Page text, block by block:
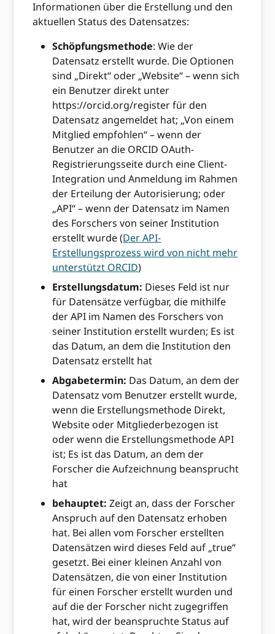
Informationen über die Erstellung und den
aktuellen Status des Datensatzes:
Schöpfungsmethode: Wie der
Datensatz erstellt wurde. Die Optionen
sind „Direkt“ oder „Website“ – wenn sich
ein Benutzer direkt unter
https://orcid.org/register für den
Datensatz angemeldet hat; „Von einem
Mitglied empfohlen“ – wenn der
Benutzer an die ORCID OAuth-
Registrierungsseite durch eine Client-
Integration und Anmeldung im Rahmen
der Erteilung der Autorisierung; oder
„API“ – wenn der Datensatz im Namen
des Forschers von seiner Institution
erstellt wurde (Der API-
Erstellungsprozess wird von nicht mehr
unterstützt ORCID)
Erstellungsdatum: Dieses Feld ist nur
für Datensätze verfügbar, die mithilfe
der API im Namen des Forschers von
seiner Institution erstellt wurden; Es ist
das Datum, an dem die Institution den
Datensatz erstellt hat
Abgabetermin: Das Datum, an dem der
Datensatz vom Benutzer erstellt wurde,
wenn die Erstellungsmethode Direkt,
Website oder Mitgliederbezogen ist
oder wenn die Erstellungsmethode API
ist; Es ist das Datum, an dem der
Forscher die Aufzeichnung beansprucht
hat
behauptet: Zeigt an, dass der Forscher
Anspruch auf den Datensatz erhoben
hat. Bei allen vom Forscher erstellten
Datensätzen wird dieses Feld auf „true“
gesetzt. Bei einer kleinen Anzahl von
Datensätzen, die von einer Institution
für einen Forscher erstellt wurden und
auf die der Forscher nicht zugegriffen
hat, wird der beanspruchte Status auf